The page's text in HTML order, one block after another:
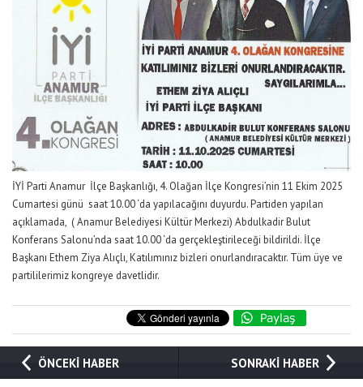
İYİ Parti Anamur İlçe Başkanlığı, 4. Olağan İlçe Kongresi’nin 11 Ekim 2025
Cumartesi günü saat 10.00 ‘da yapılacağını duyurdu. Partiden yapılan
açıklamada, ( Anamur Belediyesi Kültür Merkezi) Abdulkadir Bulut
Konferans Salonu’nda saat 10.00 ‘da gerçekleştirileceği bildirildi. İlçe
Başkanı Ethem Ziya Alıçlı, Katılımınız bizleri onurlandıracaktır. Tüm üye ve
partililerimiz kongreye davetlidir.
ÖNCEKİ HABER SONRAKİ HABER